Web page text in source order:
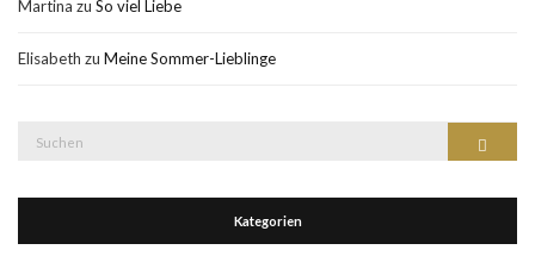
Martina zu So viel Liebe
Elisabeth zu Meine Sommer-Lieblinge
Kategorien